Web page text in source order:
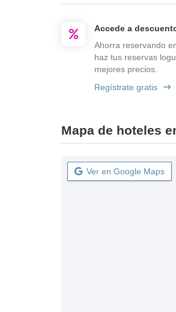
Accede a
Ahorra reservando
haz tus reservas
mejores precios.
Regístrate gratis
Mapa de hoteles
Ver en Google Maps